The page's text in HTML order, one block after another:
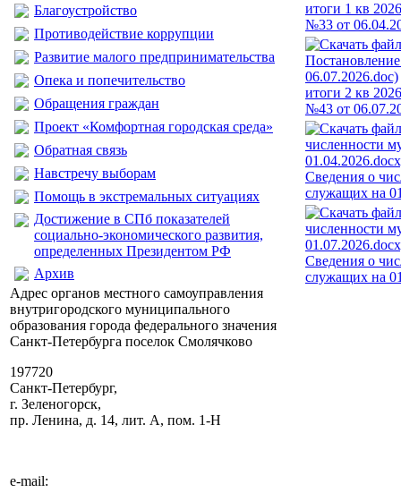
Благоустройство
Противодействие коррупции
Развитие малого предпринимательства
Опека и попечительство
Обращения граждан
Проект «Комфортная городская среда»
Обратная связь
Навстречу выборам
Помощь в экстремальных ситуациях
Достижение в СПб показателей
социально-экономического развития,
определенных Президентом РФ
Архив
Адрес органов местного самоуправления
внутригородского муниципального
образования города федерального значения
Санкт-Петербурга поселок Смолячково
197720
Санкт-Петербург,
г. Зеленогорск,
пр. Ленина, д. 14, лит. А, пом. 1-Н
e-mail:
итоги 1 кв
№33 от
итоги 2 кв
№43 от
Сведения о
служащих на
Сведения о
служащих на